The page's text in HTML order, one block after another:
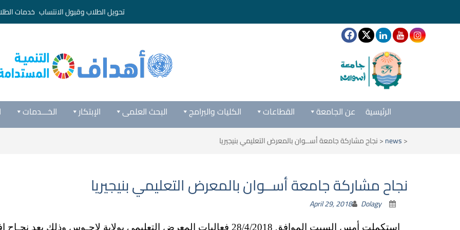
تحويل الطلاب وقبول الانتساب خدمات
الخـــدمات الإبتكار البحث العلمى الكليات والبرامج القطاعات عن الجامعة الرئيسية
<
news
<نجاح مشاركة جامعة أســوان بالمعرض التعليمي بنيجيريا
نجاح مشاركة جامعة أســوان بالمعرض التعليمي بنيجيريا
April 29, 2018 Dolagy
استكملت أمس السبت الموافق 28/4/2018 فعاليات المعرض التعليمي بولاية لاجـوس